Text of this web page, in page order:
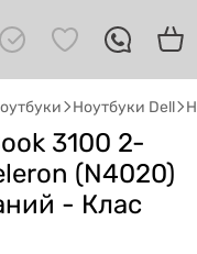
Ноутбуки Dell
3100 2-
(N4020)
- Клас
техніку.